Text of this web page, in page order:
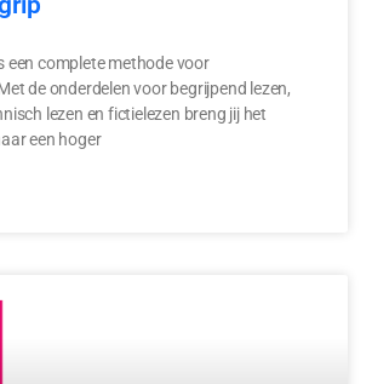
een complete methode voor
de onderdelen voor begrijpend lezen,
lezen en fictielezen breng jij het
een hoger